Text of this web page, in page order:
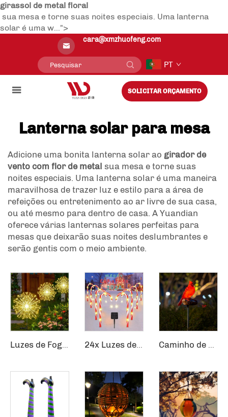
girassol de metal floral
sua mesa e torne suas noites especiais. Uma lanterna
solar é uma w...">
cara@xmzhuofeng.com
PT
SOLICITAR ORÇAMENTO
Lanterna solar para mesa
Adicione uma bonita lanterna solar ao girador de
vento com flor de metal sua mesa e torne suas
noites especiais. Uma lanterna solar é uma maneira
maravilhosa de trazer luz e estilo para a área de
refeições ou entretenimento ao ar livre de sua casa,
ou até mesmo para dentro de casa. A Yuandian
oferece várias lanternas solares perfeitas para
mesas que deixarão suas noites deslumbrantes e
serão gentis com o meio ambiente.
Luzes de Fogos de Artifício Impermeáveis para Uso Externo Luzes de Dente-de-Leão Piscando Cordão de Luzes de Fadas com 120 LEDs Luminárias Solares para Gramado 24x Luzes de Caminho de Natal Solar para Decoração Externa de Caminhos Caminho de Natal Jardim Sensor Festivo Azevinho Vermelho Passarinho Cardeais Luz Solar Estaca